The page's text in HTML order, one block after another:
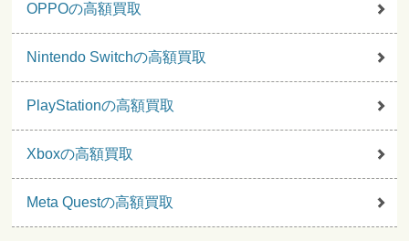
OPPOの高額買取
Nintendo Switchの高額買取
PlayStationの高額買取
Xboxの高額買取
Meta Questの高額買取